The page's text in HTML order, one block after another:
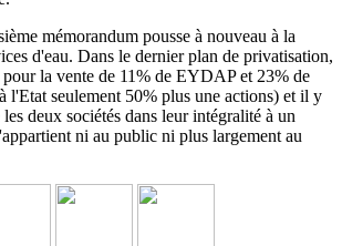
mémorandum pousse à nouveau à la
d'eau. Dans le dernier plan de privatisation,
la vente de 11% de EYDAP et 23% de
l'Etat seulement 50% plus une actions) et il y
deux sociétés dans leur intégralité à un
ni au public ni plus largement au